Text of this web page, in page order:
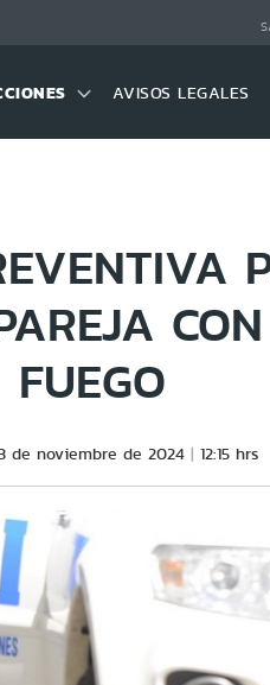
AVISOS LEGALES
FUEGO
de noviembre de 2024 12:15 hrs